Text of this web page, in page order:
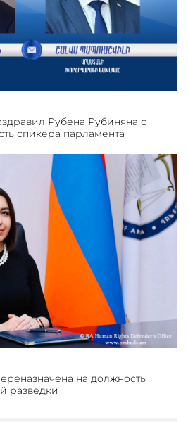
Рубена Рубиняна с
спикера парламента
на должность
разведки